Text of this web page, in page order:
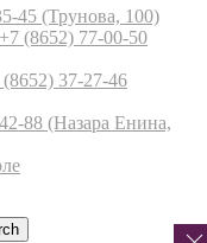
45 (Трунова, 100)
(8652) 77-00-50
37-27-46
88 (Назара Енина,